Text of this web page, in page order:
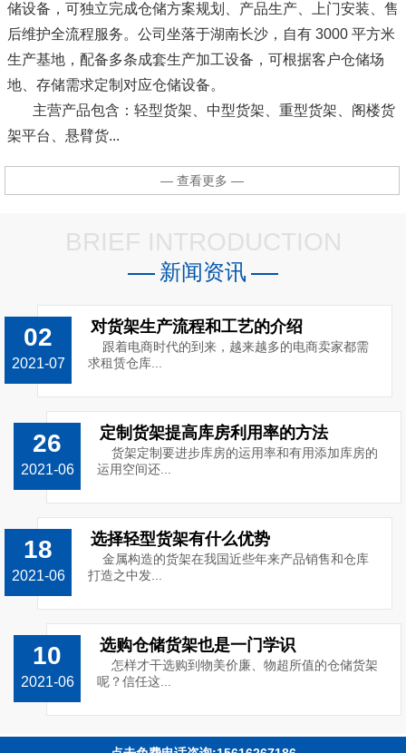
储设备，可独立完成仓储方案规划、产品生产、上门安装、售
后维护全流程服务。公司坐落于湖南长沙，自有 3000 平方米
生产基地，配备多条成套生产加工设备，可根据客户仓储场
地、存储需求定制对应仓储设备。
主营产品包含：轻型货架、中型货架、重型货架、阁楼货
架平台、悬臂货...
— 查看更多 —
BRIEF INTRODUCTION
新闻资讯
02
2021-07
对货架生产流程和工艺的介绍
跟着电商时代的到来，越来越多的电商卖家都需
求租赁仓库...
26
2021-06
定制货架提高库房利用率的方法
货架定制要进步库房的运用率和有用添加库房的
运用空间还...
18
2021-06
选择轻型货架有什么优势
金属构造的货架在我国近些年来产品销售和仓库
打造之中发...
10
2021-06
选购仓储货架也是一门学识
怎样才干选购到物美价廉、物超所值的仓储货架
呢？信任这...